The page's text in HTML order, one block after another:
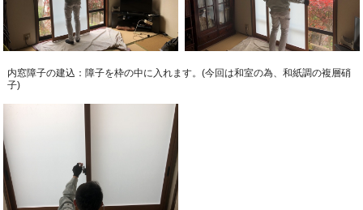
内窓障子の建込：障子を枠の中に入れます。(今回は和室の為、和紙調の複層硝
子)